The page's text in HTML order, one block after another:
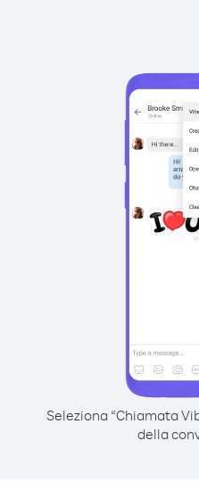
Seleziona “Chiamata
della